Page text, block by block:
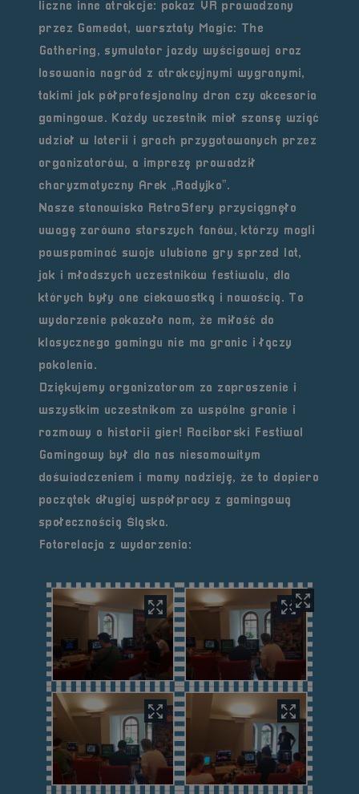
liczne inne atrakcje: pokaz VR prowadzony
przez Gamedot, warsztaty Magic: The
Gathering, symulator jazdy wyścigowej oraz
losowania nagród z atrakcyjnymi wygranymi,
takimi jak półprofesjonalny dron czy akcesoria
gamingowe. Każdy uczestnik miał szansę wziąć
udział w loterii i grach przygotowanych przez
organizatorów, a imprezę prowadził
charyzmatyczny Arek „Radyjko”.
Nasze stanowisko RetroSfery przyciągnęło
uwagę zarówno starszych fanów, którzy mogli
powspominać swoje ulubione gry sprzed lat,
jak i młodszych uczestników festiwalu, dla
których były one ciekawostką i nowością. To
wydarzenie pokazało nam, że miłość do
klasycznego gamingu nie ma granic i łączy
pokolenia.
Dziękujemy organizatorom za zaproszenie i
wszystkim uczestnikom za wspólne granie i
rozmowy o historii gier! Raciborski Festiwal
Gamingowy był dla nas niesamowitym
doświadczeniem i mamy nadzieję, że to dopiero
początek długiej współpracy z gamingową
społecznością Śląska.
Fotorelacja z wydarzenia: